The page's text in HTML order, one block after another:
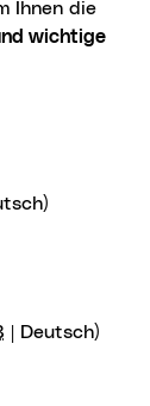
wichtige
| Deutsch)